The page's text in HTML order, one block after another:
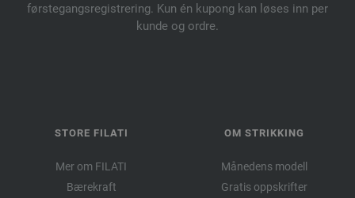
førstegangsregistrering. Kun én kupong kan løses inn per
kunde og ordre.
STORE FILATI
Mer om FILATI
Bærekraft
OM STRIKKING
Månedens modell
Gratis oppskrifter